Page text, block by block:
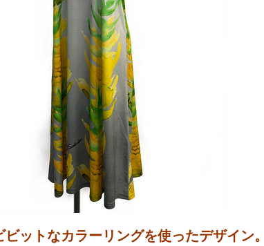
ットなカラーリングを使ったデザイン